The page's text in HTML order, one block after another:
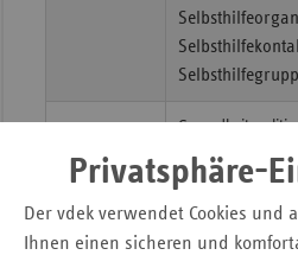
Privatsphäre-
Der vdek verwendet Cookies und
Ihnen einen sicheren und
23.07.2021
„Klarheit noch
20.07.2021 GKV-Bündnis für